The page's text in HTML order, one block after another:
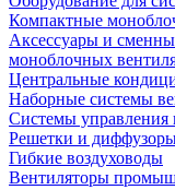
Компактные
Аксессуары и
моноблочных
Центральные
Наборные системы
Системы управления
Решетки и
Гибкие воздуховоды
Вентиляторы